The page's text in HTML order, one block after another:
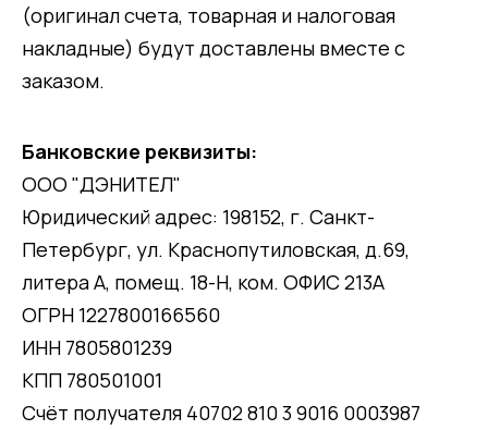
(оригинал счета, товарная и налоговая
накладные) будут доставлены вместе с
заказом.
Банковские реквизиты:
ООО "ДЭНИТЕЛ"
Юридический адрес: 198152, г. Санкт-
Петербург, ул. Краснопутиловская, д.69,
литера А, помещ. 18-Н, ком. ОФИС 213А
ОГРН 1227800166560
ИНН 7805801239
КПП 780501001
Счёт получателя 40702 810 3 9016 0003987